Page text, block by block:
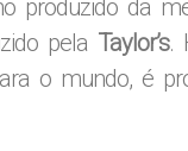
produzido da
pela Taylor’s.
o mundo, é